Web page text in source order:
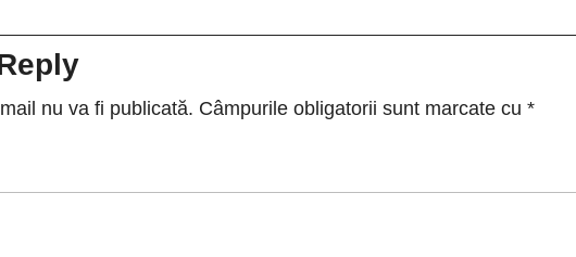
nu va fi publicată. Câmpurile obligatorii sunt marcate cu *